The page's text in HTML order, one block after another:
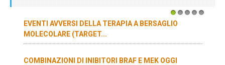
1
EVENTI AVVERSI DELLA TERAPIA A BERSAGLIO
MOLECOLARE (TARGET...
COMBINAZIONI DI INIBITORI BRAF E MEK OGGI